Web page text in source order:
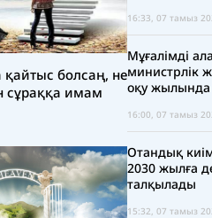
болсаң, не
сұраққа имам
16:33, 07 тамыз
Мұғалімді
министрлік
оқу жылында
16:00, 07 тамыз
Отандық
2030 жылға
талқылады
15:32, 07 тамыз